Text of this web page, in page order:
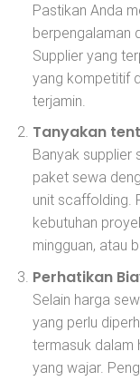
Pastikan Anda
berpengalaman
Supplier yang
yang kompetitif
terjamin.
Tanyakan
Banyak supplier
paket sewa
unit scaffolding.
kebutuhan
mingguan, atau
Perhatikan
Selain harga
yang perlu
termasuk dalam
yang wajar.